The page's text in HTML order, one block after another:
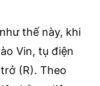
thế này, khi
Vin, tụ điện
(R). Theo